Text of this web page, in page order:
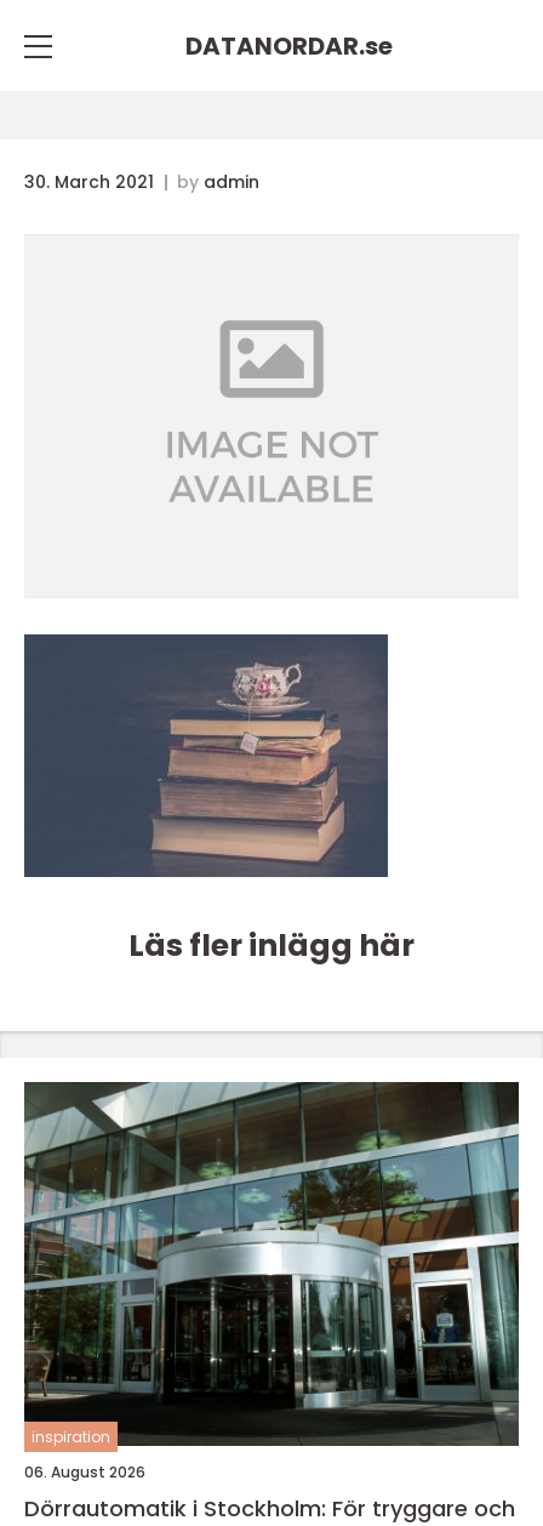
DATANORDAR.se
30. March 2021 by admin
Läs fler inlägg här
inspiration
06. August 2026
Dörrautomatik i Stockholm: För tryggare och